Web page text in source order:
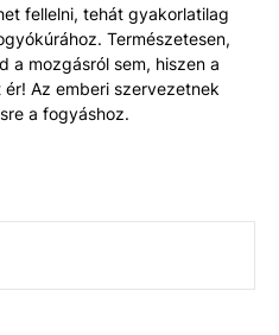
fellelni, tehát gyakorlatilag
Természetesen,
a mozgásról sem, hiszen a
Az emberi szervezetnek
a fogyáshoz.